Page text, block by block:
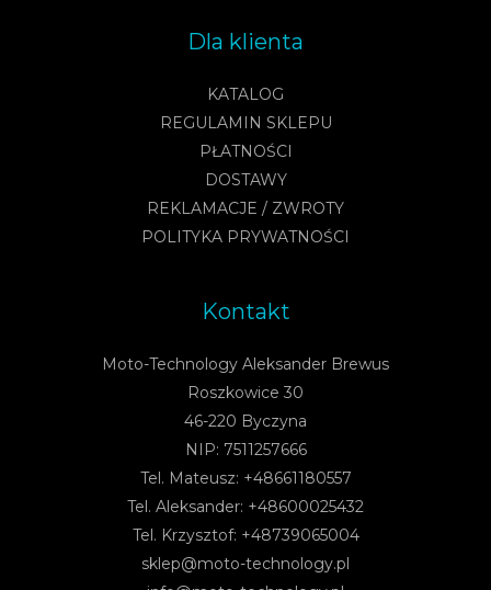
Dla klienta
KATALOG
REGULAMIN SKLEPU
PŁATNOŚCI
DOSTAWY
REKLAMACJE / ZWROTY
POLITYKA PRYWATNOŚCI
Kontakt
Moto-Technology Aleksander Brewus
Roszkowice 30
46-220 Byczyna
NIP: 7511257666
Tel. Mateusz: +48661180557
Tel. Aleksander: +48600025432
Tel. Krzysztof: +48739065004
sklep@moto-technology.pl